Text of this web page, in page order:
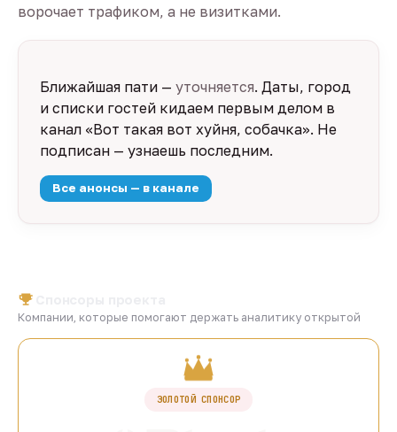
ворочает трафиком, а не визитками.
Ближайшая пати — уточняется. Даты, город
и списки гостей кидаем первым делом в
канал «Вот такая вот хуйня, собачка». Не
подписан — узнаешь последним.
Все анонсы — в канале
Компании, которые помогают держать аналитику открытой
ЗОЛОТОЙ СПОНСОР